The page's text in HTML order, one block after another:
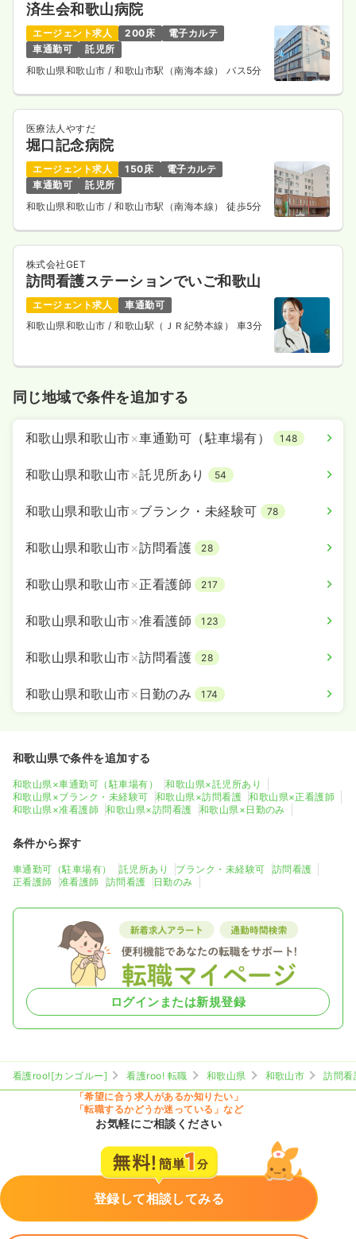
済生会和歌山病院
エージェント求人 200床
電子カルテ
車通勤可
託児所
和歌山県和歌山市 / 和歌山市駅（南海本線） バス5分
医療法人やすだ
堀口記念病院
エージェント求人 150床
電子カルテ
車通勤可
託児所
和歌山県和歌山市 / 和歌山市駅（南海本線） 徒歩5分
株式会社GET
訪問看護ステーションでいご和歌山
エージェント求人
車通勤可
和歌山県和歌山市/ 和歌山駅（ＪＲ紀勢本線） 車3分
同じ地域で条件を追加する
和歌山県和歌山市×車通勤可（駐車場有） 148
和歌山県和歌山市×託児所あり 54
和歌山県和歌山市×ブランク・未経験可 78
和歌山県和歌山市×訪問看護 28
和歌山県和歌山市×正看護師 217
和歌山県和歌山市×准看護師 123
和歌山県和歌山市×訪問看護 28
和歌山県和歌山市× 日勤のみ 174
和歌山県で条件を追加する
和歌山県×車通勤可（駐車場有）
和歌山県×託児所あり
和歌山県×ブランク・未経験可
和歌山県×訪問看護
和歌山県×正看護師
和歌山県×准看護師
和歌山県×訪問看護 和歌山県×日勤のみ
条件から探す
車通勤可（駐車場有） 託児所あり ブランク・未経験可
訪問看護
正看護師
准看護師 訪問看護 日勤のみ
ログインまたは新規登録
看護roo![カンゴルー] 看護roo! 転職 和歌山県 和歌山市
訪問看
「希望に合う求人があるか知りたい」
「転職するかどうか迷っている」など
お気軽にご相談ください
登録して相談してみる